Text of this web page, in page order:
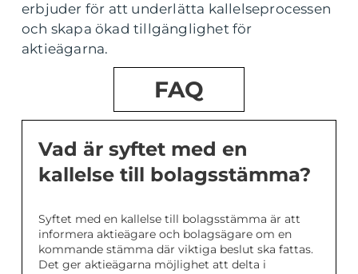
erbjuder för att underlätta kallelseprocessen
och skapa ökad tillgänglighet för
aktieägarna.
FAQ
Vad är syftet med en
kallelse till bolagsstämma?
Syftet med en kallelse till bolagsstämma är att
informera aktieägare och bolagsägare om en
kommande stämma där viktiga beslut ska fattas.
Det ger aktieägarna möjlighet att delta i